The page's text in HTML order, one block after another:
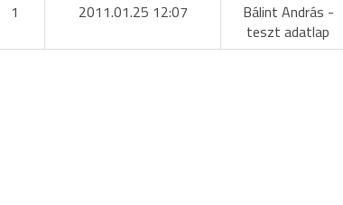
1 2011.01.25 12:07
Bálint András -
teszt adatlap